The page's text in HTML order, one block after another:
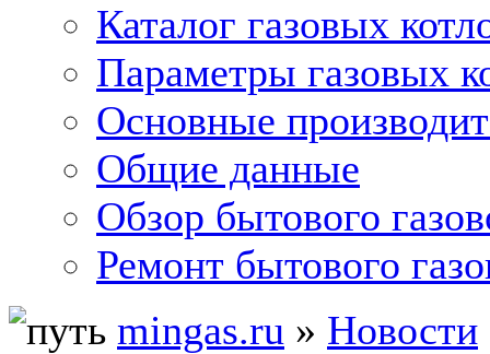
Каталог газовых
Параметры газовых
Основные
Общие данные
Обзор бытового
Ремонт бытового
mingas.ru » Новости